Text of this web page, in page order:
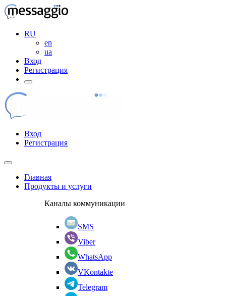
RU
en
ua
Вход
Регистрация
Вход
Регистрация
Главная
Продукты и услуги
Каналы коммуникации
SMS
Viber
WhatsApp
VKontakte
Telegram